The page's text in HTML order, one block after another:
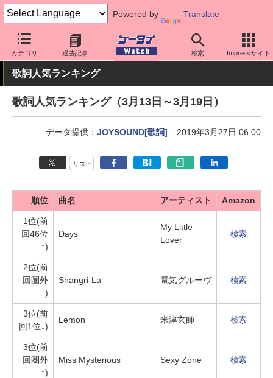
Powered by Translate
カテゴリ 過去記事 検索 Impressサイト
ケータイ Watch 業界動向 調査
歌詞人気ランキング
歌詞人気ランキング（3月13日～3月19日）
データ提供：JOYSOUND[歌詞] 2019年3月27日 06:00
リスト
順位 曲名 アーティスト Amazon
1位(前
回46位
↑)
Days
My Little
Lover
検索
2位(前
回圏外
↑)
Shangri-La 電気グルーヴ 検索
3位(前
回1位↓)
Lemon 米津玄師 検索
3位(前
回圏外
↑)
Miss Mysterious Sexy Zone 検索